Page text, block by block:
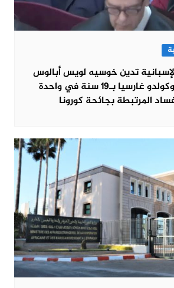
تدين خوسيه لويس أبالوس
بـ24 سنة سجناً وكولدو غارسيا بـ19 سنة في واحدة
المرتبطة بجائحة كورونا